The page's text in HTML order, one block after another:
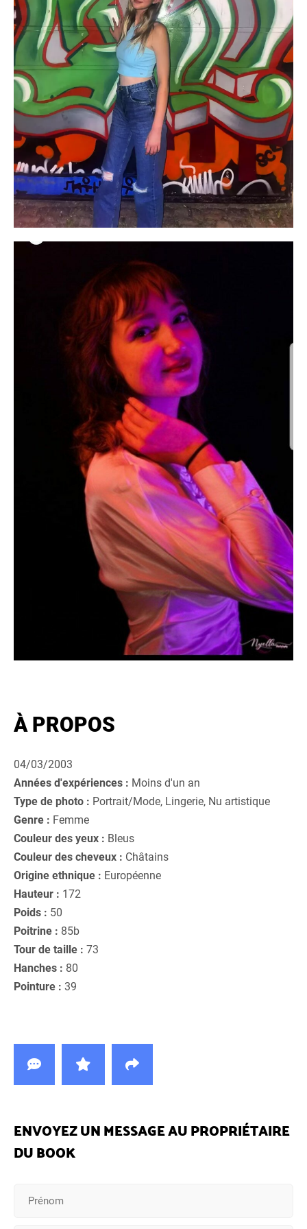
À PROPOS
04/03/2003
Années d'expériences : Moins d'un an
Type de photo : Portrait/Mode, Lingerie, Nu artistique
Genre : Femme
Couleur des yeux : Bleus
Couleur des cheveux : Châtains
Origine ethnique : Européenne
Hauteur : 172
Poids : 50
Poitrine : 85b
Tour de taille : 73
Hanches : 80
Pointure : 39
ENVOYEZ UN MESSAGE AU PROPRIÉTAIRE
DU BOOK